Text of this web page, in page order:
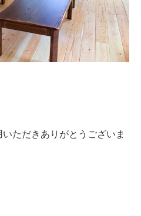
ただきありがとうございま